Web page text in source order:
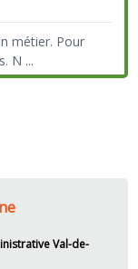
métier. Pour
N ...
Val-de-